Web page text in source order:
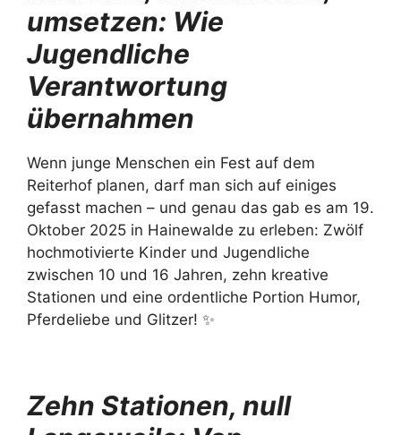
umsetzen: Wie
Jugendliche
Verantwortung
übernahmen
Wenn junge Menschen ein Fest auf dem
Reiterhof planen, darf man sich auf einiges
gefasst machen – und genau das gab es am 19.
Oktober 2025 in Hainewalde zu erleben: Zwölf
hochmotivierte Kinder und Jugendliche
zwischen 10 und 16 Jahren, zehn kreative
Stationen und eine ordentliche Portion Humor,
Pferdeliebe und Glitzer! ✨
Zehn Stationen, null